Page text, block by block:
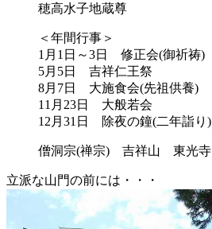
穂高水子地蔵尊
＜年間行事＞
1月1日～3日 修正会(御祈祷)
5月5日 吉祥仁王祭
8月7日 大施食会(先祖供養)
11月23日 大般若会
12月31日 除夜の鐘(二年詣り)
僧洞宗(禅宗) 吉祥山 東光寺
立派な山門の前には・・・